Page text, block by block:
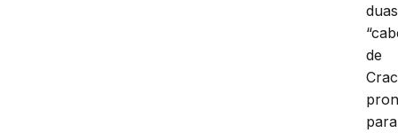
duas
de
para